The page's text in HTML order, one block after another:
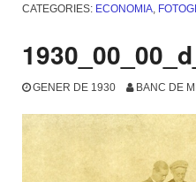
CATEGORIES: ECONOMIA
GENER DE 1930 BANC DE